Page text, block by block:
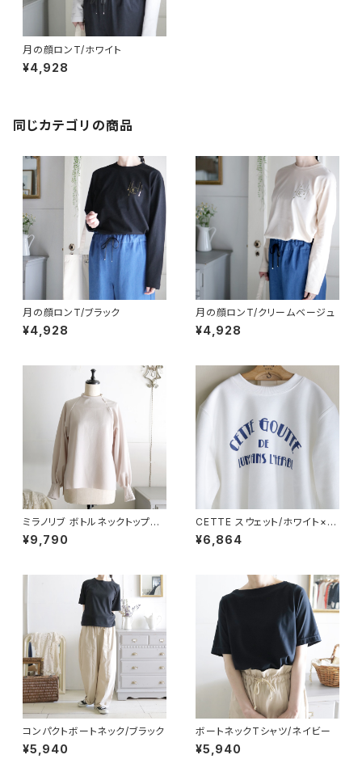
月の顔ロンT/ホワイト
¥4,928
同じカテゴリの商品
月の顔ロンT/ブラック
¥4,928
月の顔ロンT/クリームベージュ
¥4,928
ミラノリブ ボトルネックトップス/
ライトベージュ
¥9,790
CETTE スウェット/ホワイト×ネ
イビー
¥6,864
コンパクトボートネック/ブラック
¥5,940
ボートネックTシャツ/ネイビー
¥5,940